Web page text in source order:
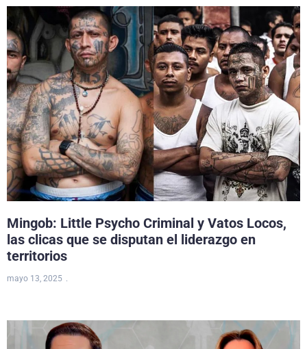
Mingob: Little Psycho Criminal y Vatos Locos,
las clicas que se disputan el liderazgo en
territorios
mayo 13, 2025